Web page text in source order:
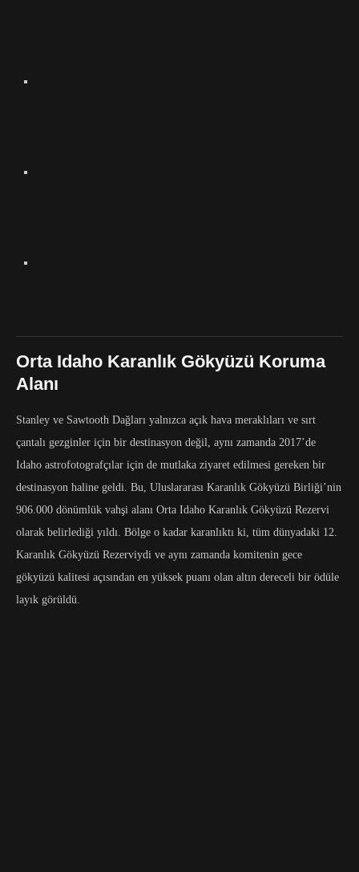
Orta Idaho Karanlık Gökyüzü Koruma
Alanı
Stanley ve Sawtooth Dağları yalnızca açık hava meraklıları ve sırt
çantalı gezginler için bir destinasyon değil, aynı zamanda 2017’de
Idaho astrofotografçılar için de mutlaka ziyaret edilmesi gereken bir
destinasyon haline geldi. Bu, Uluslararası Karanlık Gökyüzü Birliği’nin
906.000 dönümlük vahşi alanı Orta Idaho Karanlık Gökyüzü Rezervi
olarak belirlediği yıldı. Bölge o kadar karanlıktı ki, tüm dünyadaki 12.
Karanlık Gökyüzü Rezerviydi ve aynı zamanda komitenin gece
gökyüzü kalitesi açısından en yüksek puanı olan altın dereceli bir ödüle
layık görüldü.